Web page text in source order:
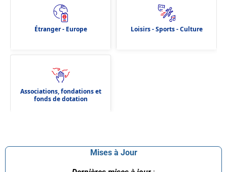
Mises à Jour
Étranger - Europe Loisirs - Sports - Culture
Associations, fondations et
fonds de dotation